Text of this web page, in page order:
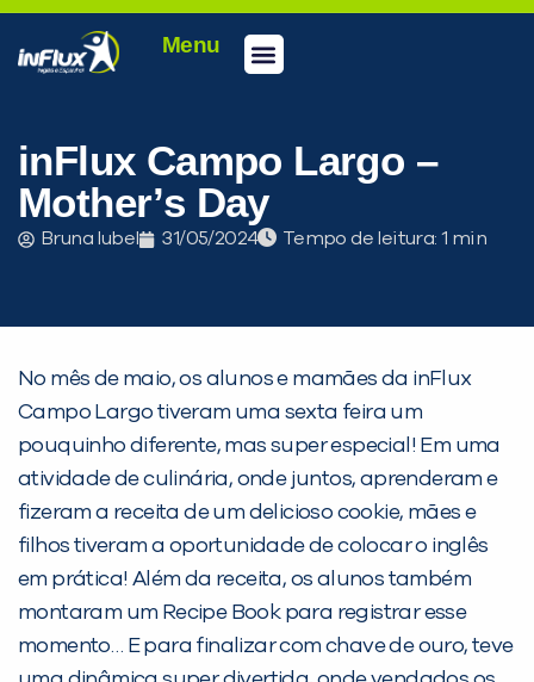
Menu
inFlux Campo Largo –
Mother’s Day
Bruna Iubel 31/05/2024 Tempo de leitura:
No mês de maio, os alunos e mamães da inFlux
Campo Largo tiveram uma sexta feira um
pouquinho diferente, mas super especial! Em uma
atividade de culinária, onde juntos, aprenderam e
fizeram a receita de um delicioso cookie, mães e
filhos tiveram a oportunidade de colocar o inglês
em prática! Além da receita, os alunos também
montaram um Recipe Book para registrar esse
momento… E para finalizar com chave de ouro, teve
PEÇA UMA DEMONSTRAÇÃO DE MÉTODO